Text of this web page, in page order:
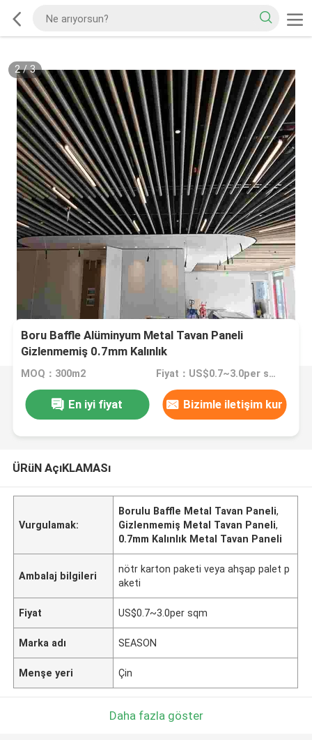
2/3
Boru Baffle Alüminyum Metal Tavan Paneli
Gizlenmemiş 0.7mm Kalınlık
MOQ：300m2 Fiyat：US$0.7~3.0per sqm
En iyi fiyat Bizimle iletişim kur
ÜRüN AçıKLAMASı
Vurgulamak:
Borulu Baffle Metal Tavan Paneli,
Gizlenmemiş Metal Tavan Paneli,
0.7mm Kalınlık Metal Tavan Paneli
Ambalaj bilgileri
nötr karton paketi veya ahşap palet p
aketi
Fiyat US$0.7~3.0per sqm
Marka adı SEASON
Menşe yeri Çin
Daha fazla göster